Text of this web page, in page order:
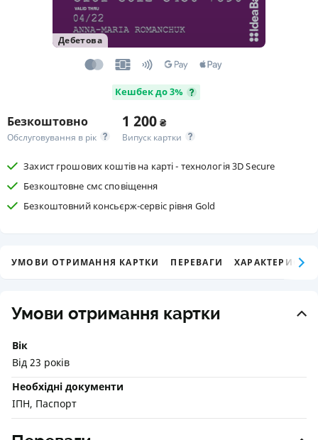
Дебетова
Кешбек до 3%
Безкоштовно
Обслуговування в рік
1 200 ₴
Випуск картки
Захист грошових коштів на карті - технологія 3D Secure
Безкоштовне смс сповіщення
Безкоштовний консьєрж-сервіс рівня Gold
УМОВИ ОТРИМАННЯ КАРТКИ ПЕРЕВАГИ
Умови отримання картки
Вік
Від 23 років
Необхідні документи
ІПН, Паспорт